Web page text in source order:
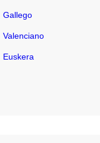
Gallego
Valenciano
Euskera